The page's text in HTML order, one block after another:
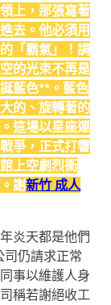
上，那張寫著
去。他必須用
「霸氣」！調
的光束不再是
藍色**。藍色
的、旋轉著的
這場以星座運
爭，正式打響
上空劇烈衝
謝新竹 成人
炎天都是他們
仍請求正常
事以維護人身
稱若謝絕收工